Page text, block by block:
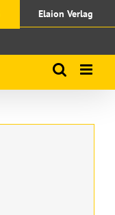
Elaion Verlag